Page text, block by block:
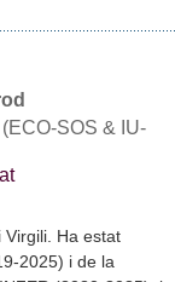
SOS & IU-
Virgili. Ha estat
2025) i de la